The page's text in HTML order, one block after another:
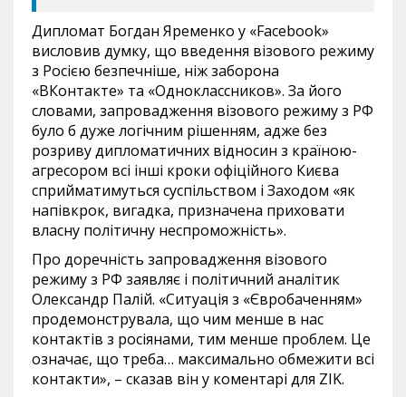
Дипломат Богдан Яременко у «Facebook»
висловив думку, що введення візового режиму
з Росією безпечніше, ніж заборона
«ВКонтакте» та «Одноклассников». За його
словами, запровадження візового режиму з РФ
було б дуже логічним рішенням, адже без
розриву дипломатичних відносин з країною-
агресором всі інші кроки офіційного Києва
сприйматимуться суспільством і Заходом «як
напівкрок, вигадка, призначена приховати
власну політичну неспроможність».
Про доречність запровадження візового
режиму з РФ заявляє і політичний аналітик
Олександр Палій. «Ситуація з «Євробаченням»
продемонструвала, що чим менше в нас
контактів з росіянами, тим менше проблем. Це
означає, що треба… максимально обмежити всі
контакти», – сказав він у коментарі для ZIK.